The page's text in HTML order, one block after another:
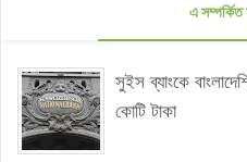
এ
সুইস ব্যাংকে
কোটি টাকা